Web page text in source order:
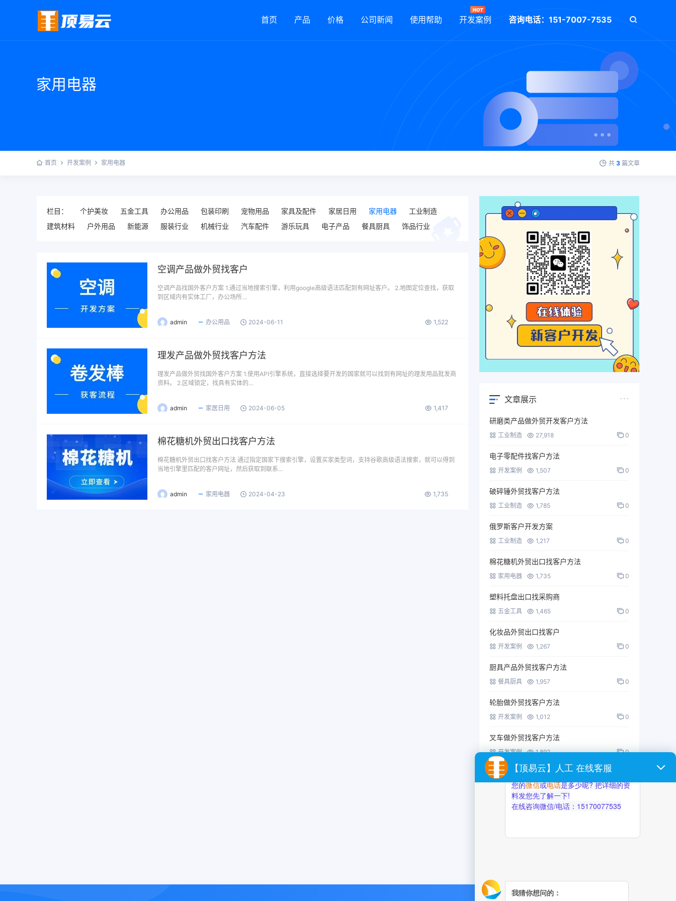
首页 产品 价格 公司新闻 使用帮助 开发案例 咨询电话：151-7007-7535
家用电器
首页 开发案例 家用电器 共 3 篇文章
栏目： 个护美妆 五金工具 办公用品 包装印刷 宠物用品 家具及配件 家居日用 家用电器
工业制造
建筑材料
户外用品 新能源 服装行业 机械行业 汽车配件 游乐玩具 电子产品 餐具厨具 饰品行业
空调产品做外贸找客户
空调产品找国外客户方案 1.通过当地搜索引擎，利用google高级语法匹配到有网址客户。 2.地图定位查找，获取
到区域内有实体工厂，办公场所…
admin 办公用品 2024-06-11 1,522
理发产品做外贸找客户方法
理发产品做外贸找国外客户方案 1.使用API引擎系统，直接选择要开发的国家就可以找到有网址的理发用品批发商
资料。 2.区域锁定，找具有实体的…
admin 家居日用 2024-06-05 1,417
棉花糖机外贸出口找客户方法
棉花糖机外贸出口找客户方法 通过指定国家下搜索引擎，设置买家类型词，支持谷歌高级语法搜索，就可以得到
当地引擎里匹配的客户网址，然后获取到联系…
admin 家用电器 2024-04-23 1,735
文章展示
研磨类产品做外贸开发客户方法
工业制造 27,918 0
电子零配件找客户方法
开发案例 1,507 0
破碎锤外贸找客户方法
工业制造 1,785 0
俄罗斯客户开发方案
工业制造 1,217 0
棉花糖机外贸出口找客户方法
家用电器 1,735 0
塑料托盘出口找采购商
五金工具 1,465 0
化妆品外贸出口找客户
开发案例 1,267 0
厨具产品外贸找客户方法
餐具厨具 1,957 0
轮胎做外贸找客户方法
开发案例 1,012 0
叉车做外贸找客户方法
开发案例 1,892 0